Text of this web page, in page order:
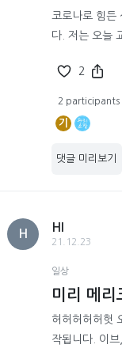
코로나로 힘든
다. 저는 오늘
2
2 participants
기
댓글 미리보기
H
HI
21.12.23
일상
미리 메리
허허허허허헛
작됩니다. 이